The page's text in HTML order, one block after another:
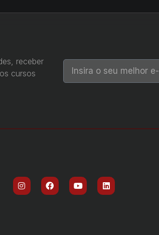
receber
cursos